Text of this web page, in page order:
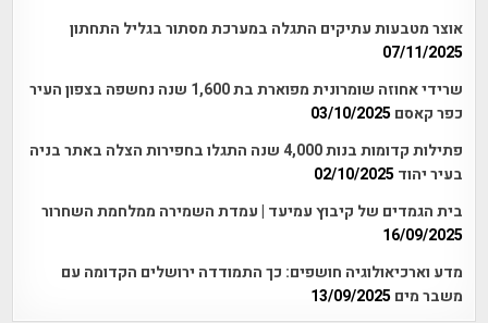
אוצר מטבעות עתיקים התגלה במערכת מסתור בגליל התחתון
07/11/2025
שרידי אחוזה שומרונית מפוארת בת 1,600 שנה נחשפה בצפון העיר
כפר קאסם 03/10/2025
פתילות קדומות בנות 4,000 שנה התגלו בחפירות הצלה באתר בניה
בעיר יהוד 02/10/2025
בית הגמדים של קיבוץ עמיעד | עמדת השמירה ממלחמת השחרור
16/09/2025
מדע וארכיאולוגיה חושפים: כך התמודדה ירושלים הקדומה עם
משבר מים 13/09/2025